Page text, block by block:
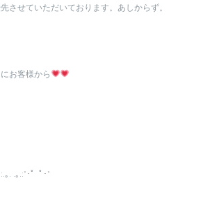
させていただいております。あしからず。
お客様から
｡. .｡.:*･゜ﾟ･*